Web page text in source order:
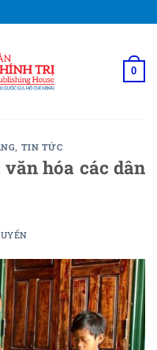
0
, TIN TỨC
hóa các dân